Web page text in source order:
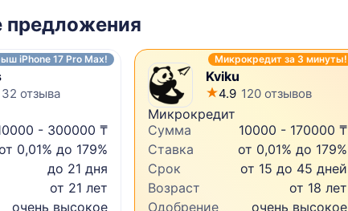
iPhone 17 Pro Max!
32 отзыва
- 300000 ₸
0,01% до 179%
до 21 дня
от 21 лет
очень высокое
Микрокредит за 3 минуты!
Kviku
4.9 120 отзывов
Микрокредит
Сумма
10000 - 170000 ₸
Ставка
от 0,01% до 179%
Срок
от 15 до 45 дней
Возраст
от 18 лет
Одобрение
очень высокое